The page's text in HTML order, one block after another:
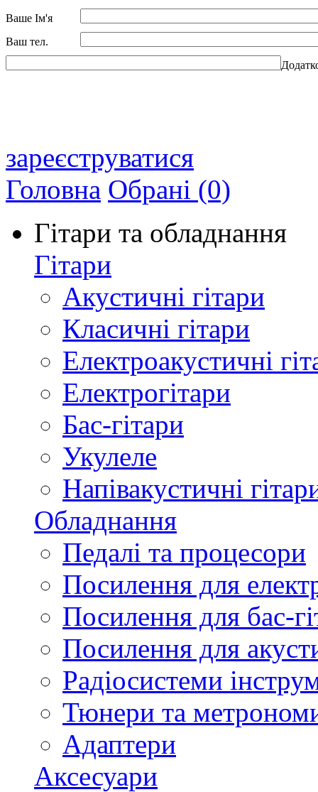
Ваше Ім'я
Ваш тел.
зареєструватися
Головна Обрані (0)
Гітари та обладнання
Гітари
Акустичні гітари
Класичні гітари
Електроакустичні
Електрогітари
Бас-гітари
Укулеле
Напівакустичні
Обладнання
Педалі та процесори
Посилення для
Посилення для бас-
Посилення для
Радіосистеми
Тюнери та
Адаптери
Аксесуари